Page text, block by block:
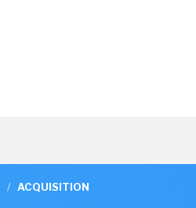
/ ACQUISITION